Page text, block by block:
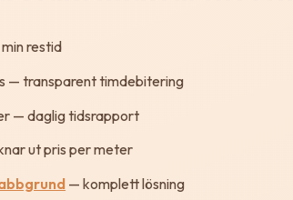
restid
— transparent timdebitering
— daglig tidsrapport
ut pris per meter
— komplett lösning